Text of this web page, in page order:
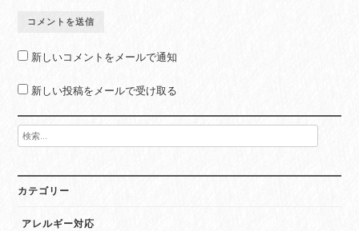
新しいコメントをメールで通知
新しい投稿をメールで受け取る
検
索:
カテゴリー
アレルギー対応